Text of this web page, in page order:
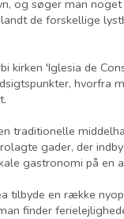
og søger man noget
de forskellige
kirken 'Iglesia de
hvorfra
traditionelle
gader, der
gastronomi på en
tilbyde en række
finder